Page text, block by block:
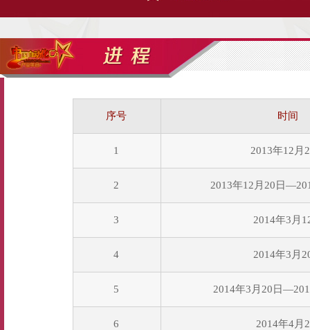
序号 时间
1 2013年12月
2 2013年12月20日
3 2014年3月
4 2014年3月
5 2014年3月20日
6 2014年4月